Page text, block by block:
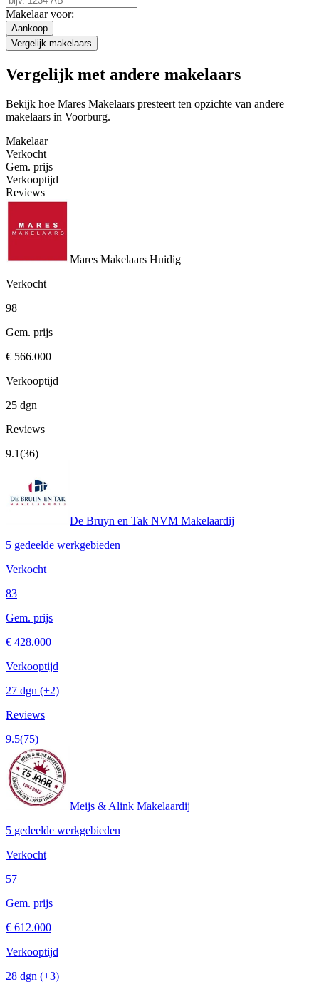
Makelaar voor:
Aankoop
Vergelijk makelaars
Vergelijk met andere makelaars
Bekijk hoe Mares Makelaars presteert ten opzichte van andere
makelaars in Voorburg.
Makelaar
Verkocht
Gem. prijs
Verkooptijd
Reviews
Mares Makelaars Huidig
Verkocht
98
Gem. prijs
€ 566.000
Verkooptijd
25 dgn
Reviews
9.1(36)
De Bruyn en Tak NVM Makelaardij
5 gedeelde werkgebieden
Verkocht
83
Gem. prijs
€ 428.000
Verkooptijd
27 dgn (+2)
Reviews
9.5(75)
Meijs & Alink Makelaardij
5 gedeelde werkgebieden
Verkocht
57
Gem. prijs
€ 612.000
Verkooptijd
28 dgn (+3)